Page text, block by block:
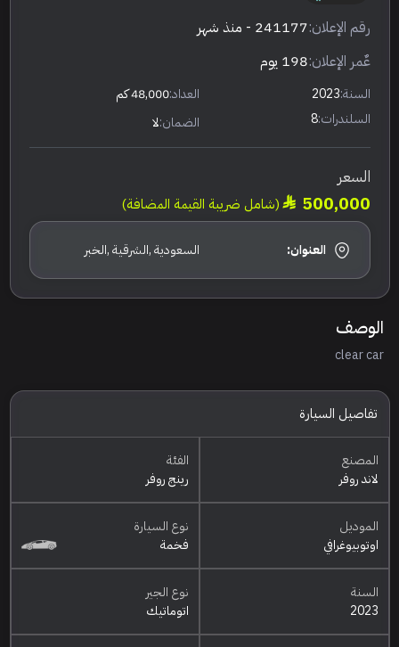
رقم الإعلان:241177 - منذ شهر
عٌمر الإعلان:198 يوم
السنة:2023 العداد:48,000 كم
السلندرات:8 الضمان:لا
السعر
500,000 (شامل ضريبة القيمة المضافة)
العنوان: السعودية ,الشرقية ,الخبر
الوصف
clear car
تفاصيل السيارة
المصنع
لاند روفر
الفئة
رينج روفر
الموديل
اوتوبيوغرافي
نوع السيارة
فخمة
السنة
2023
نوع الجير
اتوماتيك